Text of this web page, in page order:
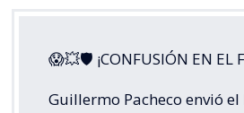
😱💥🛡 ¡CONFUSIÓN EN EL
Guillermo Pacheco envió